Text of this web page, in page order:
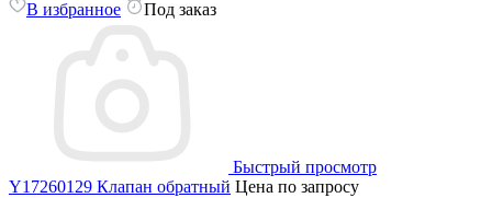
В избранное
Под заказ
Быстрый просмотр
Y17260129 Клапан обратный Цена по запросу